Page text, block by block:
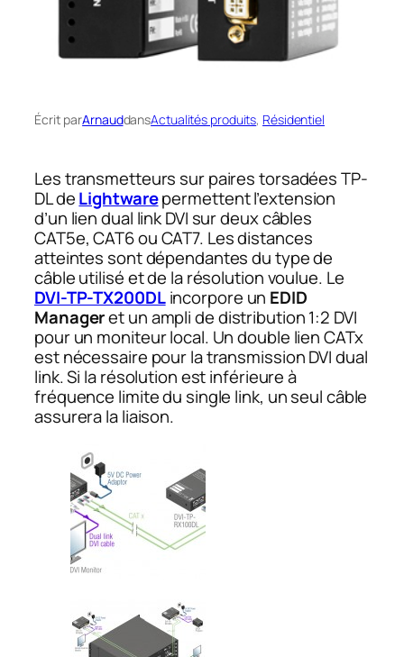
Écrit parArnauddansActualités produits, Résidentiel
Les transmetteurs sur paires torsadées TP-
DL deLightwarepermettent l’extension
d’un lien dual link DVI sur deux câbles
CAT5e, CAT6 ou CAT7. Les distances
atteintes sont dépendantes du type de
câble utilisé et de la résolution voulue. Le
DVI-TP-TX200DLincorpore un EDID
Manageret un ampli de distribution 1:2 DVI
pour un moniteur local. Un double lien CATx
est nécessaire pour la transmission DVI dual
link. Si la résolution est inférieure à
fréquence limite du single link, un seul câble
assurera la liaison.